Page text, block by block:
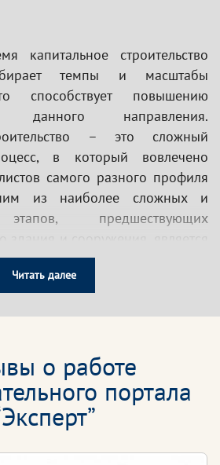
капитальное строительство
темпы и масштабы
способствует повышению
данного направления.
– это сложный
в который вовлечено
самого разного профиля
из наиболее сложных и
этапов, предшествующих
здания и сооружения, является
– комплекс
на определение
чертежей будущего
требует от специалиста
знаний, умений и
качеств в целях ведения
деятельности в данной
Читать далее
о работе
портала